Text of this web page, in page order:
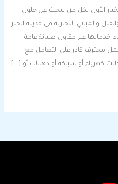
الأول لكل من يبحث عن حلول
والمباني التجارية في مدينة الخبر
خدماتها عبر مقاول صيانة عامة
محترف قادر على التعامل مع
كهرباء أو سباكة أو دهانات أو […]